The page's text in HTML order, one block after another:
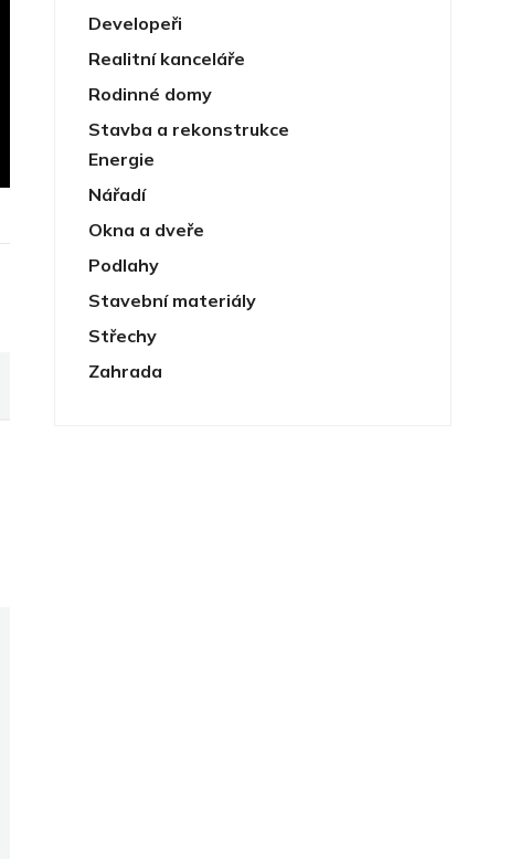
Developeři
Realitní kanceláře
Rodinné domy
Stavba a rekonstrukce
Energie
Nářadí
Okna a dveře
Podlahy
Stavební materiály
Střechy
Zahrada